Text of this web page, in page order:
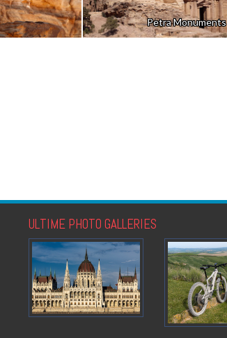
Petra Monuments
ULTIME PHOTO GALLERIES